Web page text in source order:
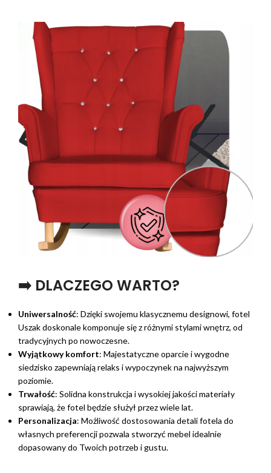
➡️ DLACZEGO WARTO?
Uniwersalność: Dzięki swojemu klasycznemu designowi, fotel
Uszak doskonale komponuje się z różnymi stylami wnętrz, od
tradycyjnych po nowoczesne.
Wyjątkowy komfort: Majestatyczne oparcie i wygodne
siedzisko zapewniają relaks i wypoczynek na najwyższym
poziomie.
Trwałość: Solidna konstrukcja i wysokiej jakości materiały
sprawiają, że fotel będzie służył przez wiele lat.
Personalizacja: Możliwość dostosowania detali fotela do
własnych preferencji pozwala stworzyć mebel idealnie
dopasowany do Twoich potrzeb i gustu.